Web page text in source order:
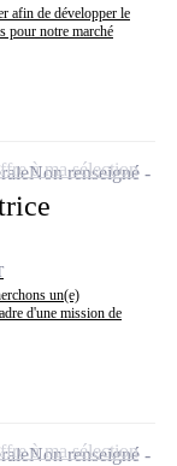
afin de développer le
pour notre marché
un(e)
d'une mission de
Non renseigné
à ma sélection
Non renseigné
à ma sélection